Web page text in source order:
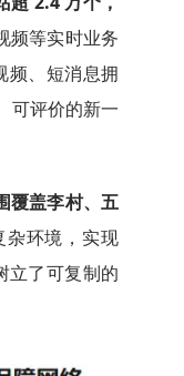
频等实时业务
频、短消息拥
可评价的新一
覆盖李村、五
杂环境，实现
立了可复制的